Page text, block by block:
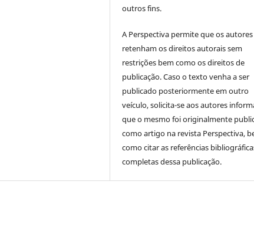
outros fins.
A Perspectiva permite que os autores
retenham os direitos autorais sem
restrições bem como os direitos de
publicação. Caso o texto venha a ser
publicado posteriormente em outro
veículo, solicita-se aos autores
que o mesmo foi originalmente
como artigo na revista Perspectiva,
como citar as referências
completas dessa publicação.